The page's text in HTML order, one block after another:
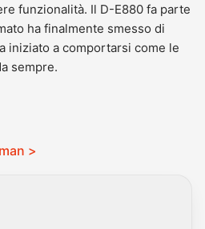
funzionalità. Il D-E880 fa parte
ha finalmente smesso di
iniziato a comportarsi come le
sempre.
>